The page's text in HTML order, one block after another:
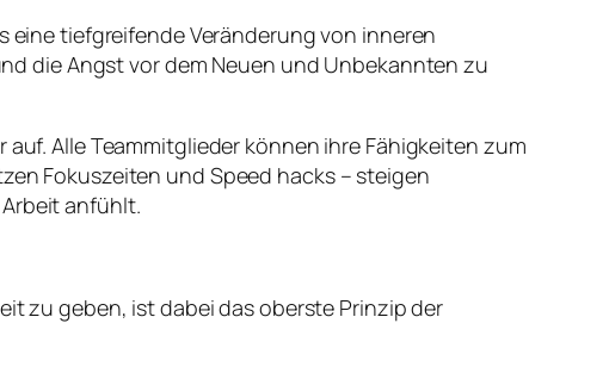
eine tiefgreifende Veränderung von inneren
die Angst vor dem Neuen und Unbekannten zu
Alle Teammitglieder können ihre Fähigkeiten zum
Fokuszeiten und Speed hacks – steigen
anfühlt.
zu geben, ist dabei das oberste Prinzip der